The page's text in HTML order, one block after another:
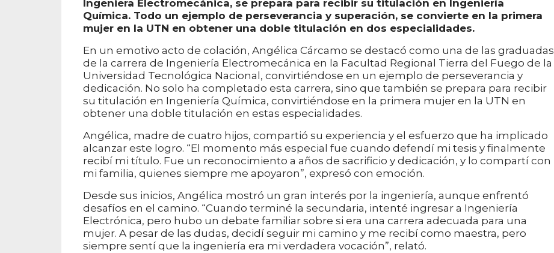
Ingeniera Electromecánica, se prepara para recibir su titulación en Ingeniería
Química. Todo un ejemplo de perseverancia y superación, se convierte en la primera
mujer en la UTN en obtener una doble titulación en dos especialidades.
En un emotivo acto de colación, Angélica Cárcamo se destacó como una de las graduadas
de la carrera de Ingeniería Electromecánica en la Facultad Regional Tierra del Fuego de la
Universidad Tecnológica Nacional, convirtiéndose en un ejemplo de perseverancia y
dedicación. No solo ha completado esta carrera, sino que también se prepara para recibir
su titulación en Ingeniería Química, convirtiéndose en la primera mujer en la UTN en
obtener una doble titulación en estas especialidades.
Angélica, madre de cuatro hijos, compartió su experiencia y el esfuerzo que ha implicado
alcanzar este logro. “El momento más especial fue cuando defendí mi tesis y finalmente
recibí mi título. Fue un reconocimiento a años de sacrificio y dedicación, y lo compartí con
mi familia, quienes siempre me apoyaron”, expresó con emoción.
Desde sus inicios, Angélica mostró un gran interés por la ingeniería, aunque enfrentó
desafíos en el camino. “Cuando terminé la secundaria, intenté ingresar a Ingeniería
Electrónica, pero hubo un debate familiar sobre si era una carrera adecuada para una
mujer. A pesar de las dudas, decidí seguir mi camino y me recibí como maestra, pero
siempre sentí que la ingeniería era mi verdadera vocación”, relató.